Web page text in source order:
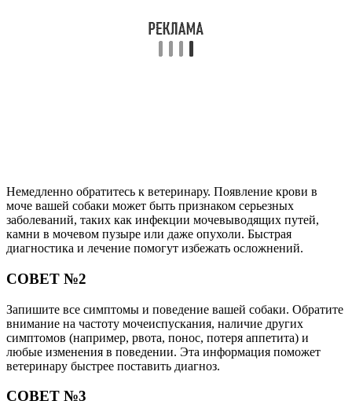
Немедленно обратитесь к ветеринару. Появление крови в
моче вашей собаки может быть признаком серьезных
заболеваний, таких как инфекции мочевыводящих путей,
камни в мочевом пузыре или даже опухоли. Быстрая
диагностика и лечение помогут избежать осложнений.
СОВЕТ №2
Запишите все симптомы и поведение вашей собаки. Обратите
внимание на частоту мочеиспускания, наличие других
симптомов (например, рвота, понос, потеря аппетита) и
любые изменения в поведении. Эта информация поможет
ветеринару быстрее поставить диагноз.
СОВЕТ №3